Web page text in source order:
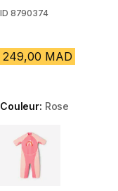
ID 8790374
249,00 MAD
Couleur: Rose
Choose a variant